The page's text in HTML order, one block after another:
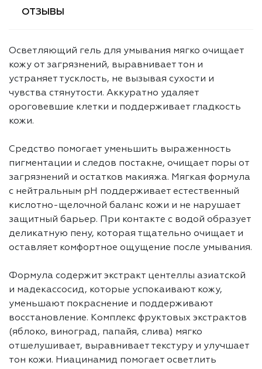
ОТЗЫВЫ
Осветляющий гель для умывания мягко очищает
кожу от загрязнений, выравнивает тон и
устраняет тусклость, не вызывая сухости и
чувства стянутости. Аккуратно удаляет
ороговевшие клетки и поддерживает гладкость
кожи.
Средство помогает уменьшить выраженность
пигментации и следов постакне, очищает поры от
загрязнений и остатков макияжа. Мягкая формула
с нейтральным pH поддерживает естественный
кислотно-щелочной баланс кожи и не нарушает
защитный барьер. При контакте с водой образует
деликатную пену, которая тщательно очищает и
оставляет комфортное ощущение после умывания.
Формула содержит экстракт центеллы азиатской
и мадекассосид, которые успокаивают кожу,
уменьшают покраснение и поддерживают
восстановление. Комплекс фруктовых экстрактов
(яблоко, виноград, папайя, слива) мягко
отшелушивает, выравнивает текстуру и улучшает
тон кожи. Ниацинамид помогает осветлить